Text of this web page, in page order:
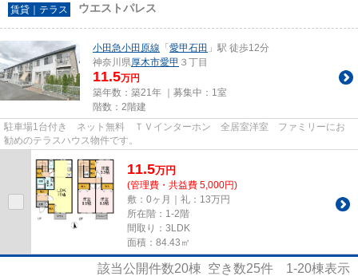
賃貸｜テラス ウエストパレス
小田急小田原線 「愛甲石田 」駅 徒歩12分
神奈川県厚木市愛甲 ３丁目
11.5万円
築年数：築21年 ｜募集中： 1室
階数：2階建
駐車場1台付き ネット無料 ＴＶインターホン 全居室洋室 ファミリーにお
勧めのテラスハウス物件です。
11.5万円
(管理費・共益費 5,000円)
敷：0ヶ月｜礼：13万円
所在階：1-2階
間取り：3LDK
面積：84.43㎡
該当公開件数20棟 空き数25件 1-20棟表示